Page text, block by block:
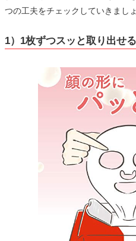
つの工夫をチェックしていきましょ
1）1枚ずつスッと取り出せ